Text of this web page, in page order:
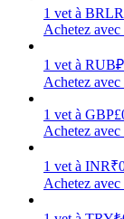
Gagnez
1 vet à BRL
Achetez
1 vet à RUB₽
Achetez
1 vet à GBP£
Achetez
1 vet à INR₹
Achetez